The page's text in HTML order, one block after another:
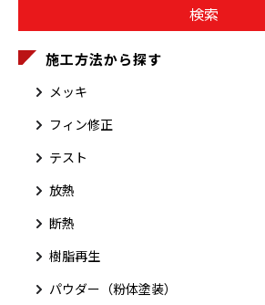
施工方法から探す
メッキ
フィン修正
テスト
放熱
断熱
樹脂再生
パウダー（粉体塗装）